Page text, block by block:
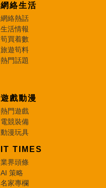
網絡生活
網絡熱話
生活情報
筍買着數
旅遊筍料
熱門話題
遊戲動漫
熱門遊戲
電競裝備
動漫玩具
IT TIMES
業界頭條
AI 策略
名家專欄